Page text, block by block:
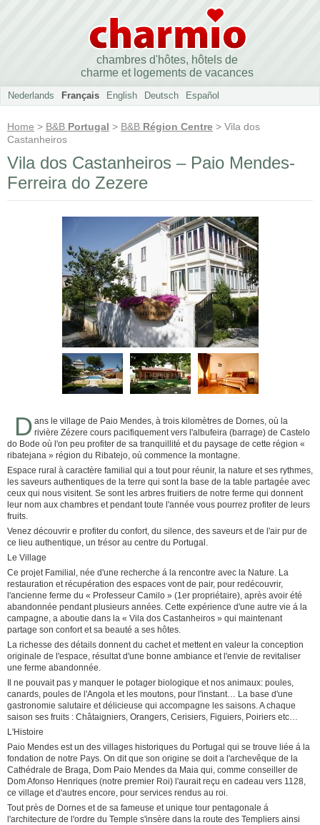
chambres d'hôtes, hôtels de
charme et logements de vacances
Nederlands Français English Deutsch Español
Home > B&B Portugal > B&B Région Centre > Vila dos
Castanheiros
Vila dos Castanheiros – Paio Mendes-
Ferreira do Zezere
D ans le village de Paio Mendes, à trois kilomètres de Dornes, où la
rivière Zézere cours pacifiquement vers l'albufeira (barrage) de Castelo
do Bode où l'on peu profiter de sa tranquillité et du paysage de cette région «
ribatejana » région du Ribatejo, où commence la montagne.
Espace rural à caractère familial qui a tout pour réunir, la nature et ses rythmes,
les saveurs authentiques de la terre qui sont la base de la table partagée avec
ceux qui nous visitent. Se sont les arbres fruitiers de notre ferme qui donnent
leur nom aux chambres et pendant toute l'année vous pourrez profiter de leurs
fruits.
Venez découvrir e profiter du confort, du silence, des saveurs et de l'air pur de
ce lieu authentique, un trésor au centre du Portugal.
Le Village
Ce projet Familial, née d'une recherche á la rencontre avec la Nature. La
restauration et récupération des espaces vont de pair, pour redécouvrir,
l'ancienne ferme du « Professeur Camilo » (1er propriétaire), après avoir été
abandonnée pendant plusieurs années. Cette expérience d'une autre vie á la
campagne, a aboutie dans la « Vila dos Castanheiros » qui maintenant
partage son confort et sa beauté a ses hôtes.
La richesse des détails donnent du cachet et mettent en valeur la conception
originale de l'espace, résultat d'une bonne ambiance et l'envie de revitaliser
une ferme abandonnée.
Il ne pouvait pas y manquer le potager biologique et nos animaux: poules,
canards, poules de l'Angola et les moutons, pour l'instant… La base d'une
gastronomie salutaire et délicieuse qui accompagne les saisons. A chaque
saison ses fruits : Châtaigniers, Orangers, Cerisiers, Figuiers, Poiriers etc…
L'Histoire
Paio Mendes est un des villages historiques du Portugal qui se trouve liée á la
fondation de notre Pays. On dit que son origine se doit a l'archevêque de la
Cathédrale de Braga, Dom Paio Mendes da Maia qui, comme conseiller de
Dom Afonso Henriques (notre premier Roi) l'aurait reçu en cadeau vers 1128,
ce village et d'autres encore, pour services rendus au roi.
Tout près de Dornes et de sa fameuse et unique tour pentagonale á
l'architecture de l'ordre du Temple s'insère dans la route des Templiers ainsi